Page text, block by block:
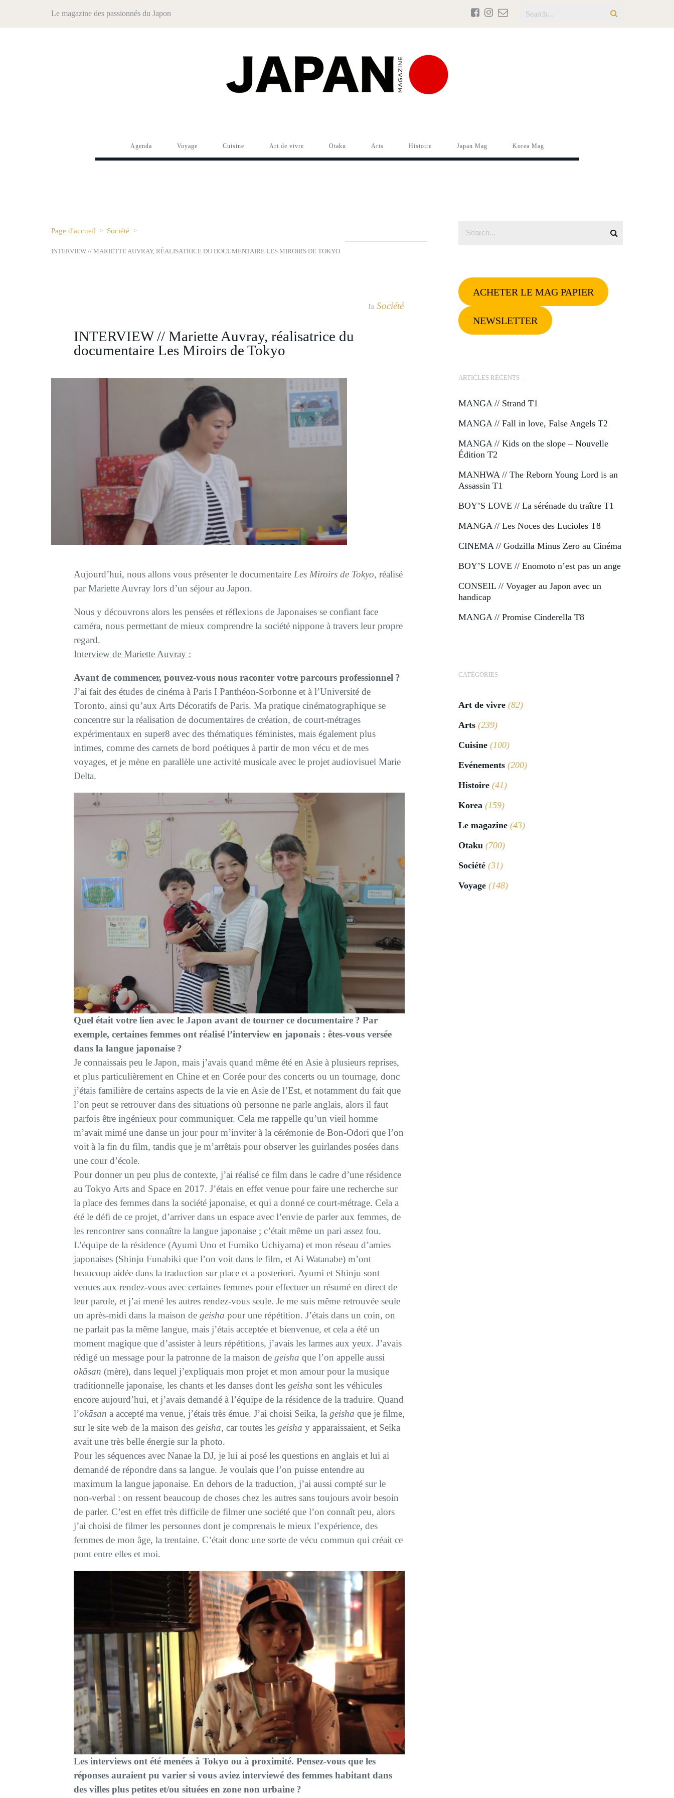
Le magazine des passionnés du Japon
Agenda Voyage Cuisine Art de vivre Otaku Arts Histoire Japan Mag Korea Mag
Page d'accueil > Société >
INTERVIEW // MARIETTE AUVRAY, RÉALISATRICE DU DOCUMENTAIRE LES MIROIRS DE TOKYO
In Société
INTERVIEW // Mariette Auvray, réalisatrice du
documentaire Les Miroirs de Tokyo
Aujourd’hui, nous allons vous présenter le documentaire Les Miroirs de Tokyo, réalisé
par Mariette Auvray lors d’un séjour au Japon.
Nous y découvrons alors les pensées et réflexions de Japonaises se confiant face
caméra, nous permettant de mieux comprendre la société nippone à travers leur propre
regard.
Interview de Mariette Auvray :
Avant de commencer, pouvez-vous nous raconter votre parcours professionnel ?
J’ai fait des études de cinéma à Paris I Panthéon-Sorbonne et à l’Université de
Toronto, ainsi qu’aux Arts Décoratifs de Paris. Ma pratique cinématographique se
concentre sur la réalisation de documentaires de création, de court-métrages
expérimentaux en super8 avec des thématiques féministes, mais également plus
intimes, comme des carnets de bord poétiques à partir de mon vécu et de mes
voyages, et je mène en parallèle une activité musicale avec le projet audiovisuel Marie
Delta.
Quel était votre lien avec le Japon avant de tourner ce documentaire ? Par
exemple, certaines femmes ont réalisé l’interview en japonais : êtes-vous versée
dans la langue japonaise ?
Je connaissais peu le Japon, mais j’avais quand même été en Asie à plusieurs reprises,
et plus particulièrement en Chine et en Corée pour des concerts ou un tournage, donc
j’étais familière de certains aspects de la vie en Asie de l’Est, et notamment du fait que
l’on peut se retrouver dans des situations où personne ne parle anglais, alors il faut
parfois être ingénieux pour communiquer. Cela me rappelle qu’un vieil homme
m’avait mimé une danse un jour pour m’inviter à la cérémonie de Bon-Odori que l’on
voit à la fin du film, tandis que je m’arrêtais pour observer les guirlandes posées dans
une cour d’école.
Pour donner un peu plus de contexte, j’ai réalisé ce film dans le cadre d’une résidence
au Tokyo Arts and Space en 2017. J’étais en effet venue pour faire une recherche sur
la place des femmes dans la société japonaise, et qui a donné ce court-métrage. Cela a
été le défi de ce projet, d’arriver dans un espace avec l’envie de parler aux femmes, de
les rencontrer sans connaître la langue japonaise ; c’était même un pari assez fou.
L’équipe de la résidence (Ayumi Uno et Fumiko Uchiyama) et mon réseau d’amies
japonaises (Shinju Funabiki que l’on voit dans le film, et Ai Watanabe) m’ont
beaucoup aidée dans la traduction sur place et a posteriori. Ayumi et Shinju sont
venues aux rendez-vous avec certaines femmes pour effectuer un résumé en direct de
leur parole, et j’ai mené les autres rendez-vous seule. Je me suis même retrouvée seule
un après-midi dans la maison de geisha pour une répétition. J’étais dans un coin, on
ne parlait pas la même langue, mais j’étais acceptée et bienvenue, et cela a été un
moment magique que d’assister à leurs répétitions, j’avais les larmes aux yeux. J’avais
rédigé un message pour la patronne de la maison de geisha que l’on appelle aussi
okāsan (mère), dans lequel j’expliquais mon projet et mon amour pour la musique
traditionnelle japonaise, les chants et les danses dont les geisha sont les véhicules
encore aujourd’hui, et j’avais demandé à l’équipe de la résidence de la traduire. Quand
l’okāsan a accepté ma venue, j’étais très émue. J’ai choisi Seika, la geisha que je filme,
sur le site web de la maison des geisha, car toutes les geisha y apparaissaient, et Seika
avait une très belle énergie sur la photo.
Pour les séquences avec Nanae la DJ, je lui ai posé les questions en anglais et lui ai
demandé de répondre dans sa langue. Je voulais que l’on puisse entendre au
maximum la langue japonaise. En dehors de la traduction, j’ai aussi compté sur le
non-verbal : on ressent beaucoup de choses chez les autres sans toujours avoir besoin
de parler. C’est en effet très difficile de filmer une société que l’on connaît peu, alors
j’ai choisi de filmer les personnes dont je comprenais le mieux l’expérience, des
femmes de mon âge, la trentaine. C’était donc une sorte de vécu commun qui créait ce
pont entre elles et moi.
Les interviews ont été menées à Tokyo ou à proximité. Pensez-vous que les
réponses auraient pu varier si vous aviez interviewé des femmes habitant dans
des villes plus petites et/ou situées en zone non urbaine ?
ACHETER LE MAG PAPIER
NEWSLETTER
ARTICLES RÉCENTS
MANGA // Strand T1
MANGA // Fall in love, False Angels T2
MANGA // Kids on the slope – Nouvelle
Édition T2
MANHWA // The Reborn Young Lord is an
Assassin T1
BOY’S LOVE // La sérénade du traître T1
MANGA // Les Noces des Lucioles T8
CINEMA // Godzilla Minus Zero au Cinéma
BOY’S LOVE // Enomoto n’est pas un ange
CONSEIL // Voyager au Japon avec un
handicap
MANGA // Promise Cinderella T8
CATÉGORIES
Art de vivre (82)
Arts (239)
Cuisine (100)
Evénements (200)
Histoire (41)
Korea (159)
Le magazine (43)
Otaku (700)
Société (31)
Voyage (148)